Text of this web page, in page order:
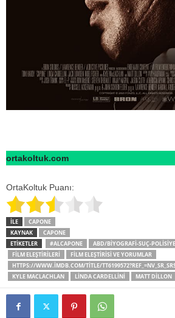
ortakoltuk.com
OrtaKoltuk Puanı:
İLE
CAPONE
KAYNAK
CAPONE
ETİKETLER
#ALCAPONE ABD/BIYOGRAFI-SUÇ-
FILM ELEŞTIRILERI
FILM ELEŞTIRISI VE YORUMLAR
HTTPS://WWW.IMDB.COM/TITLE/
KYLE MACLACHLAN
LINDA CARDELLINI MATT DILLON